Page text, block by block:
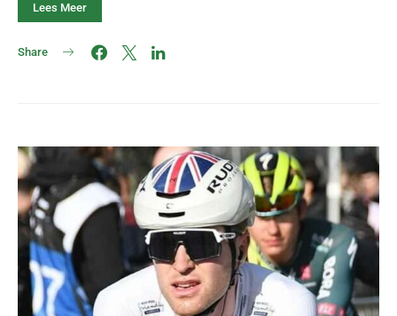
Lees Meer
Share